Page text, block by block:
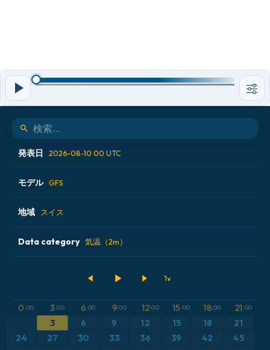
発表日 2026-08-10 00 UTC
2026-08-09 12 UTC
2026-08-09 18 UTC
2026-08-10 00 UTC
モデル GFS
ALADIN CZ 2.3 km
ECMWF AIFS [AI]
地域 スイス
アイスランド
イギリス
Data category 気温（2m）
0 :00 3:00 6:00 9:00 12:00 15 :00 18:00 21:00
3 6 9 12 15 18
21
24
27 30 33 36 39 42 45